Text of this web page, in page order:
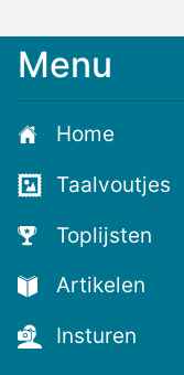
Meld
voor
de
nieuwste
voutjes
en
de
voutste
nieuwtjes!
Menu
Home
Taalvoutjes
Toplijsten
Artikelen
Insturen